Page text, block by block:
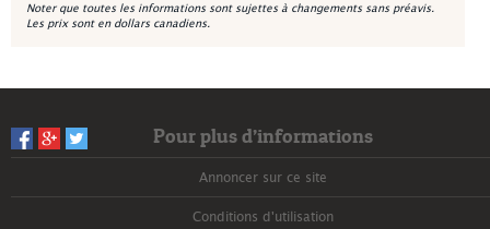
Noter que toutes les informations sont sujettes à changements sans préavis.
Les prix sont en dollars canadiens.
Pour plus d’informations
Annoncer sur ce site
Conditions d'utilisation